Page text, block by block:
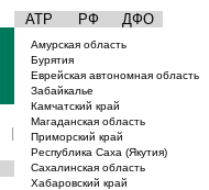
АТР РФ ДФО
|
Амурская область
Бурятия
Еврейская автономная область
Забайкалье
Камчатский край
Магаданская область
Приморский край
Республика Саха (Якутия)
Сахалинская область
Хабаровский край